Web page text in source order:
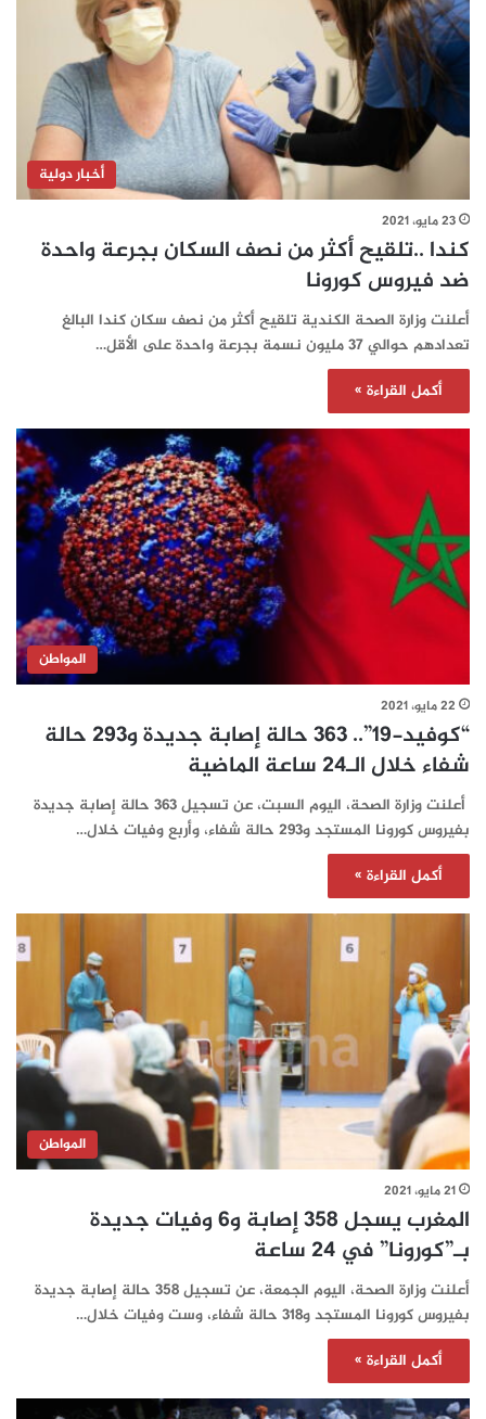
أخبار دولية
23 مايو، 2021
كندا ..تلقيح أكثر من نصف السكان بجرعة واحدة
ضد فيروس كورونا
أعلنت وزارة الصحة الكندية تلقيح أكثر من نصف سكان كندا البالغ
تعدادهم حوالي 37 مليون نسمة بجرعة واحدة على الأقل…
أكمل القراءة »
المواطن
22 مايو، 2021
“كوفيد-19”.. 363 حالة إصابة جديدة و293 حالة
شفاء خلال الـ24 ساعة الماضية
أعلنت وزارة الصحة، اليوم السبت، عن تسجيل 363 حالة إصابة جديدة
بفيروس كورونا المستجد و293 حالة شفاء، وأربع وفيات خلال…
أكمل القراءة »
المواطن
21 مايو، 2021
المغرب يسجل 358 إصابة و6 وفيات جديدة
بـ”كورونا” في 24 ساعة‎‎‎‎‎‎‎‎‎
أعلنت وزارة الصحة، اليوم الجمعة، عن تسجيل 358 حالة إصابة جديدة
بفيروس كورونا المستجد و318 حالة شفاء، وست وفيات خلال…
أكمل القراءة »